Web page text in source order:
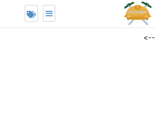
google-site-
-->
≡